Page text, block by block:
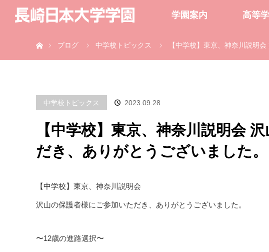
学園案内 高等
ブログ
中学校トピックス 【中学校】東京、神奈川説明
中学校トピックス 2023.09.28
【中学校】東京、神奈川説明会
だき、ありがとうございました。
【中学校】東京、神奈川説明会
沢山の保護者様にご参加いただき、ありがとうございました。
〜12歳の進路選択〜